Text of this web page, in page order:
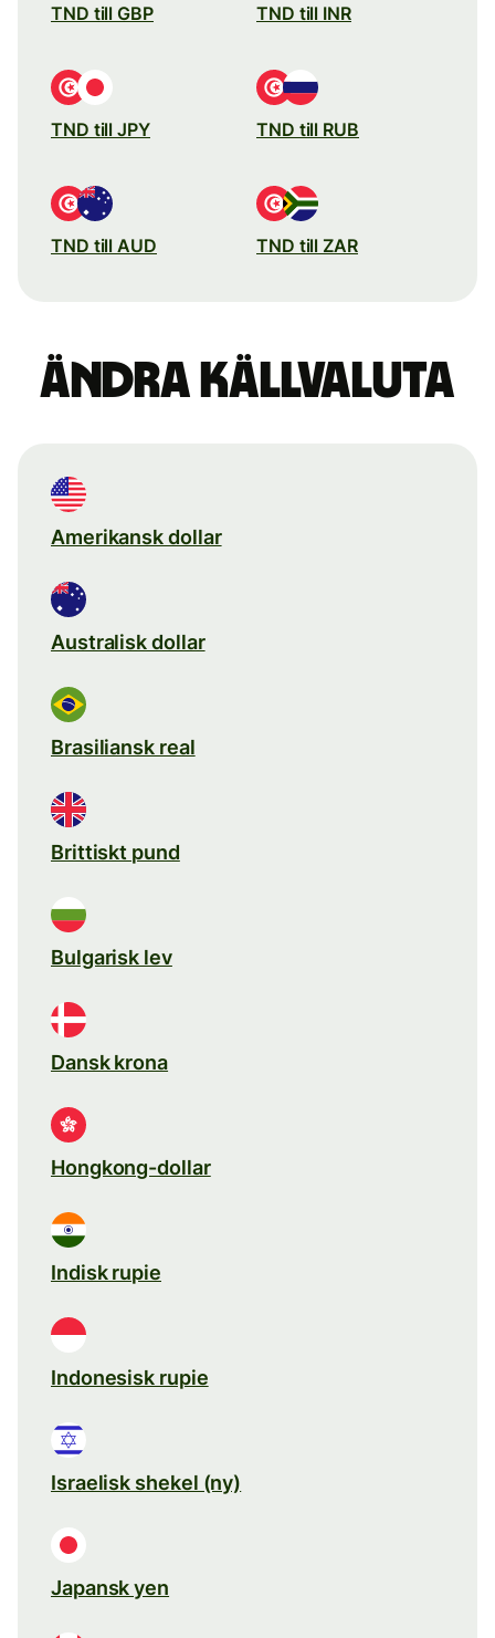
TND till GBP TND till INR
TND till JPY TND till RUB
TND till AUD TND till ZAR
Ändra källvaluta
Amerikansk dollar
Australisk dollar
Brasiliansk real
Brittiskt pund
Bulgarisk lev
Dansk krona
Hongkong-dollar
Indisk rupie
Indonesisk rupie
Israelisk shekel (ny)
Japansk yen